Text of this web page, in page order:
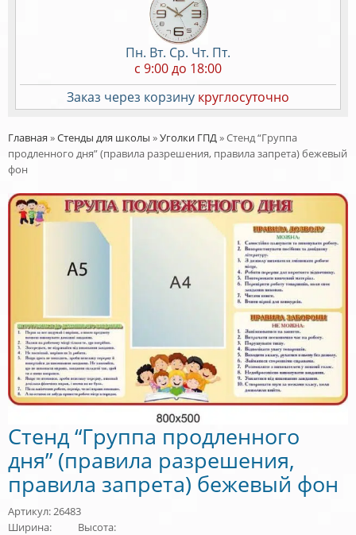
Пн. Вт. Ср. Чт. Пт.
c 9:00 до 18:00
Заказ через корзину круглосуточно
Главная »Стенды для школы »Уголки ГПД»Стенд “Группа
продленного дня” (правила разрешения, правила запрета) бежевый
фон
Стенд “Группа продленного
дня” (правила разрешения,
правила запрета) бежевый фон
Артикул: 26483
Ширина:
Высота: